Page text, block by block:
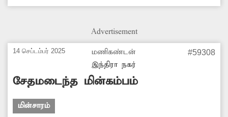
Advertisement
14 செப்டம்பர் 2025
மணிகண்டன்
இந்திரா நகர்
#59308
சேதமடைந்த மின்கம்பம்
மின்சாரம்